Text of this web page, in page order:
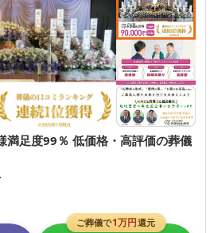
満足度99％ 低価格・高評価の葬儀
ご葬儀で1万円還元